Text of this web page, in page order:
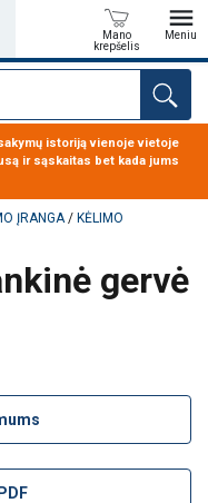
Mano
krepšelis
Meniu
istoriją vienoje vietoje
ir sąskaitas bet kada jums
ĮRANGA/ KĖLIMO
gervė